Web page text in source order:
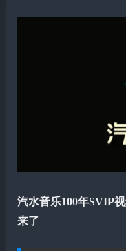
汽水音乐100年SVIP
来了